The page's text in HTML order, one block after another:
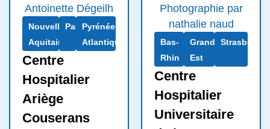
Nouvelle-
Aquitaine
Pau
Pyrénées-
Atlantiques
Centre
Hospitalier
Ariège
Couserans
Bas-
Rhin
Grand
Est
Strasbourg
Centre
Hospitalier
Universitaire